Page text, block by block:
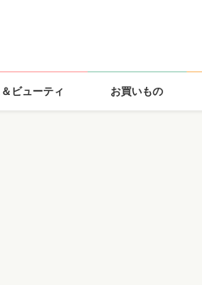
ビューティ お買いもの